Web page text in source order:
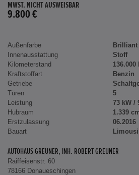
MWST. NICHT AUSWEISBAR
9.800 €
Außenfarbe
Brilliant
Innenausstattung
Stoff
Kilometerstand
136.000
Kraftstoffart
Benzin
Getriebe
Türen
5
Leistung
73 kW /
Hubraum
1.339
Erstzulassung
06.2016
Bauart
AUTOHAUS GREUNER, INH. ROBERT GREUNER
Raiffeisenstr. 60
78166 Donaueschingen